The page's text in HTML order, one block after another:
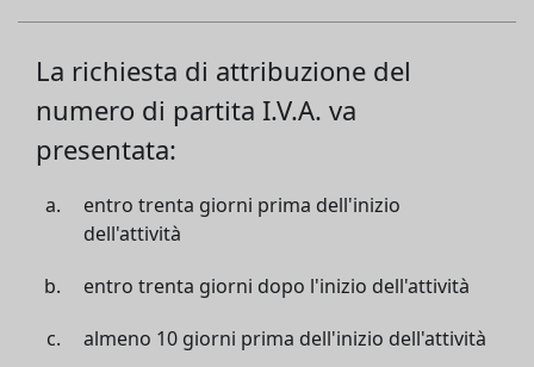
La richiesta di attribuzione del
numero di partita I.V.A. va
presentata:
entro trenta giorni prima dell'inizio
dell'attività
entro trenta giorni dopo l'inizio dell'attività
almeno 10 giorni prima dell'inizio dell'attività